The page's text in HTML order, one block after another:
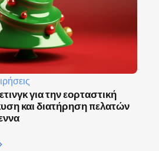
για την εορταστική
και διατήρηση πελατών